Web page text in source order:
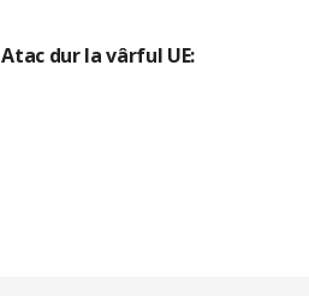
Atac dur la vârful UE: